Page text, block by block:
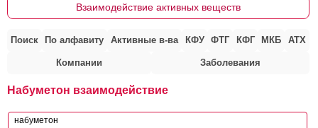
Взаимодействие активных веществ
Поиск По алфавиту Активные в-ва КФУ ФТГ КФГ МКБ АТХ
Компании Заболевания
Набуметон взаимодействие